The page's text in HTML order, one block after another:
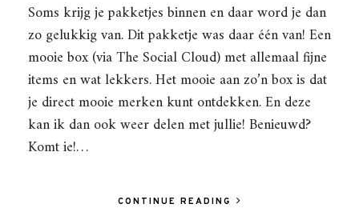
Soms krijg je pakketjes binnen en daar word je dan
zo gelukkig van. Dit pakketje was daar één van! Een
mooie box (via The Social Cloud) met allemaal fijne
items en wat lekkers. Het mooie aan zo’n box is dat
je direct mooie merken kunt ontdekken. En deze
kan ik dan ook weer delen met jullie! Benieuwd?
Komt ie!…
CONTINUE READING